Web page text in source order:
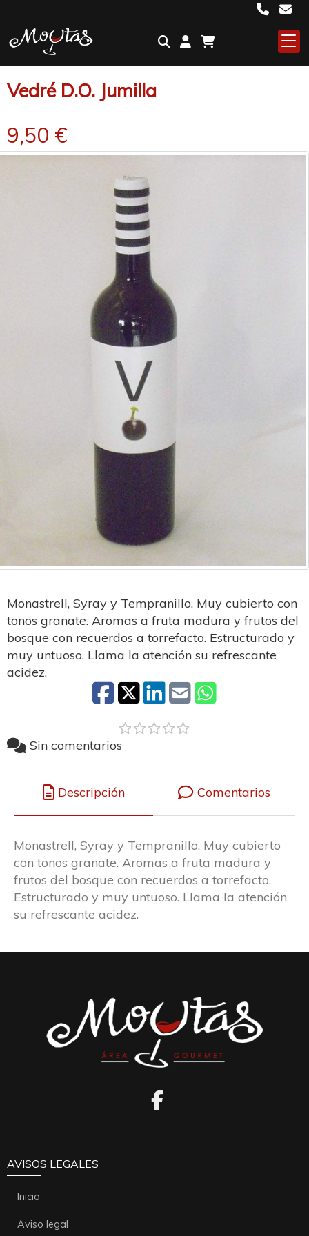
Vedré D.O. Jumilla
9,50 €
Monastrell, Syray y Tempranillo. Muy cubierto con
tonos granate. Aromas a fruta madura y frutos del
bosque con recuerdos a torrefacto. Estructurado y
muy untuoso. Llama la atención su refrescante
acidez.
Sin comentarios
Descripción Comentarios
Monastrell, Syray y Tempranillo. Muy cubierto
con tonos granate. Aromas a fruta madura y
frutos del bosque con recuerdos a torrefacto.
Estructurado y muy untuoso. Llama la atención
su refrescante acidez.
AVISOS LEGALES
Inicio
Aviso legal